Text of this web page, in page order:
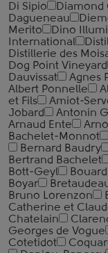
Di Sipio
Diamond
Dagueneau
Merito
Dino
International
Distillerie des
Dog Point Vineyard
Dauvissat
Agnes
Albert Ponnelle
et Fils
Amiot-
Jobard
Antonin
Arnaud Ente
Bachelet-Monnot
Bernard Baudry
Bertrand Bachelet
Bott-Geyl
Boyar
Bruno Lorenzon
Catherine et
Chatelain
Georges de Vogue
Cotetidot